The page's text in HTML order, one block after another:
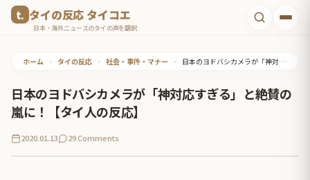
タイの反応 タイコエ
日本・海外ニュースのタイの声を翻訳
ホーム • タイの反応 • 社会・事件・マナー • 日本のヨドバシカメラが「神対応すぎる」と絶賛の嵐に！【タイ人の反応】
日本のヨドバシカメラが「神対応すぎる」と絶賛の
嵐に！【タイ人の反応】
2020.01.13 29 Comments